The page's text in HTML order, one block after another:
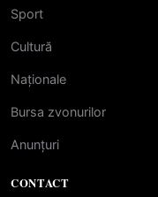
Sport
Cultură
Naționale
Bursa zvonurilor
Anunțuri
CONTACT